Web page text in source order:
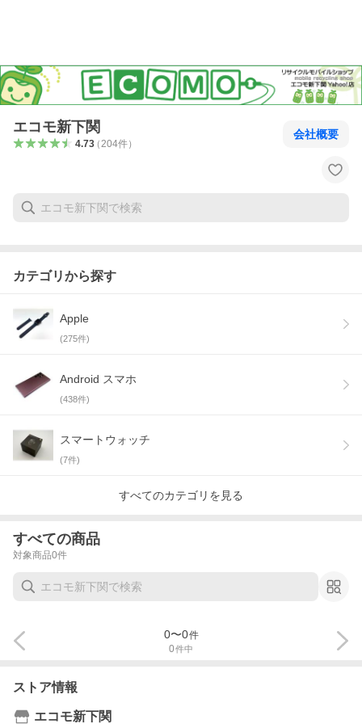
エコモ新下関
4.73（ 204件）
会社概要
カテゴリから探す
Apple
(275件)
Android スマホ
(438件)
スマートウォッチ
(7件)
すべてのカテゴリを見る
すべての商品
対象商品0件
0件中
0〜0件
ストア情報
エコモ新下関